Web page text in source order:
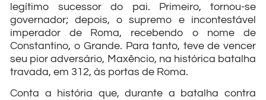
legítimo sucessor do pai. Primeiro, tornou-se
governador; depois, o supremo e incontestável
imperador de Roma, recebendo o nome de
Constantino, o Grande. Para tanto, teve de vencer
seu pior adversário, Maxêncio, na histórica batalha
travada, em 312, às portas de Roma.
Conta a história que, durante a batalha contra